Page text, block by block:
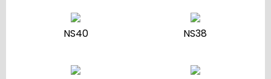
NS40 NS38